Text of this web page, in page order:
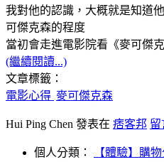
我對他的認識，大概就是知道
可傑克森的程度
當初會走進電影院看《麥可傑
(繼續閱讀...)
文章標籤：
電影心得 麥可傑克森
Hui Ping Chen 發表在 痞客邦 留
個人分類： 【體驗】購